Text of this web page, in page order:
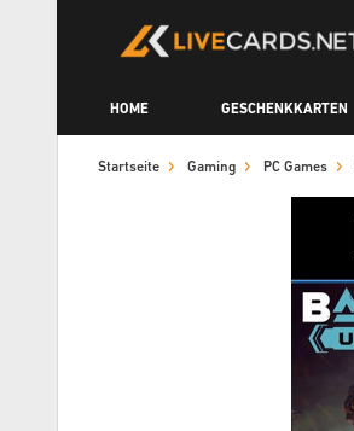
HOME GESCHENKKARTEN
Startseite Gaming PC Games